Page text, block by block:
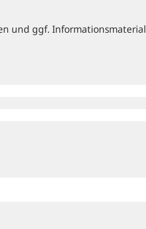
und ggf. Informationsmaterial